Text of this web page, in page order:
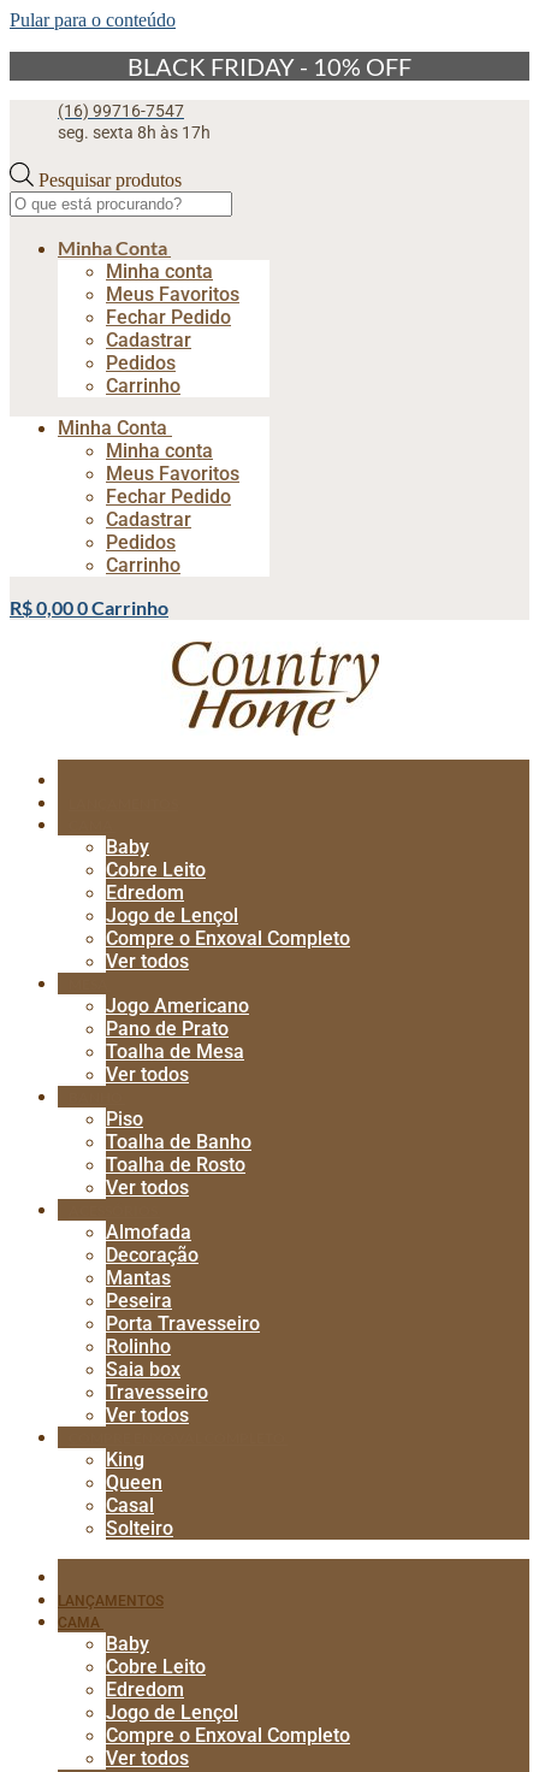
Pular para o conteúdo
BLACK FRIDAY - 10% OFF
(16) 99716-7547
seg. sexta 8h às 17h
Pesquisar produtos
Minha Conta
Minha conta
Meus Favoritos
Fechar Pedido
Cadastrar
Pedidos
Carrinho
Minha Conta
Minha conta
Meus Favoritos
Fechar Pedido
Cadastrar
Pedidos
Carrinho
R$0,000Carrinho
Baby
Cobre Leito
Edredom
Jogo de Lençol
Compre o Enxoval Completo
Ver todos
Jogo Americano
Pano de Prato
Toalha de Mesa
Ver todos
Piso
Toalha de Banho
Toalha de Rosto
Ver todos
Almofada
Decoração
Mantas
Peseira
Porta Travesseiro
Rolinho
Saia box
Travesseiro
Ver todos
King
Queen
Casal
Solteiro
LANÇAMENTOS
CAMA
Baby
Cobre Leito
Edredom
Jogo de Lençol
Compre o Enxoval Completo
Ver todos